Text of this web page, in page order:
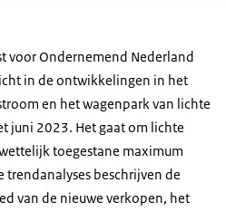
voor Ondernemend Nederland
in de ontwikkelingen in het
en het wagenpark van lichte
juni 2023. Het gaat om lichte
toegestane maximum
trendanalyses beschrijven de
van de nieuwe verkopen, het